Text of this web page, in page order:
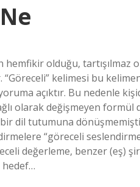
olduğu, tartışılmaz
kelimesi bu
açıktır. Bu nedenle
olarak değişmeyen formül
dil tutumuna
“göreceli
değerleme, benzer (eş)
hedef…